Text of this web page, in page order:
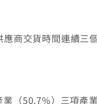
商交貨時間連續三
（50.7%）三項產